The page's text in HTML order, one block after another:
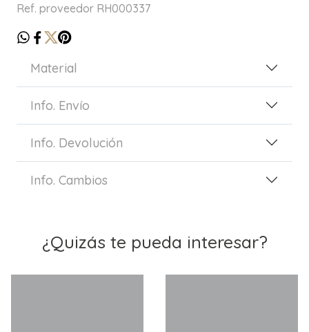
Ref. proveedor RH000337
Material
Info. Envío
Info. Devolución
Info. Cambios
¿Quizás te pueda interesar?